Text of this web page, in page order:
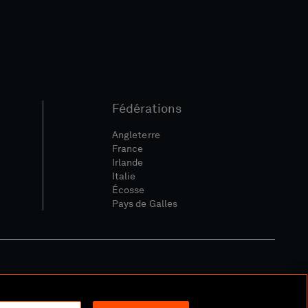
Fédérations
Angleterre
France
Irlande
Italie
Écosse
Pays de Galles